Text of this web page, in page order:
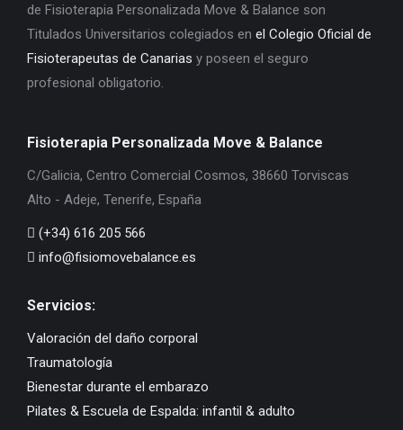
de Fisioterapia Personalizada Move & Balance son
Titulados Universitarios colegiados en el Colegio Oficial de
Fisioterapeutas de Canarias y poseen el seguro
profesional obligatorio.
Fisioterapia Personalizada Move & Balance
C/Galicia, Centro Comercial Cosmos, 38660 Torviscas
Alto - Adeje, Tenerife, España
(+34) 616 205 566
info@fisiomovebalance.es
Servicios:
Valoración del daño corporal
Traumatología
Bienestar durante el embarazo
Pilates & Escuela de Espalda: infantil & adulto